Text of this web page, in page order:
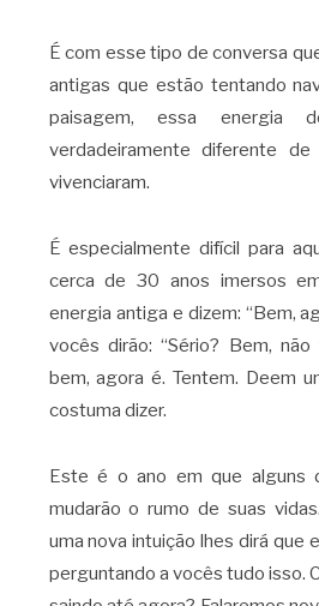
É com esse tipo de conversa
antigas que estão tentando
paisagem, essa
verdadeiramente diferente
vivenciaram.
É especialmente difícil para
cerca de 30 anos imersos
energia antiga e dizem: “Bem,
vocês dirão: “Sério? Bem,
bem, agora é. Tentem. Deem
costuma dizer.
Este é o ano em que alguns
mudarão o rumo de suas
uma nova intuição lhes dirá que
perguntando a vocês tudo isso.